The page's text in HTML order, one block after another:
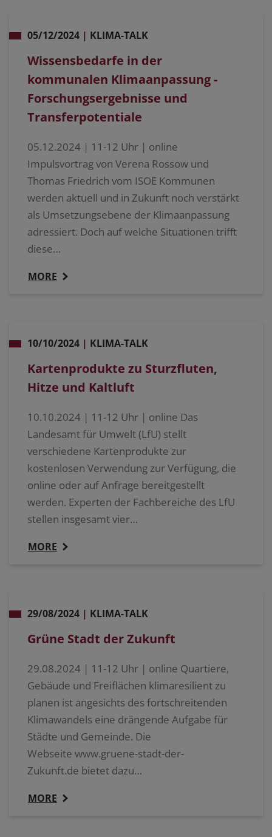
05/12/2024 | KLIMA-TALK
Wissensbedarfe in der
kommunalen Klimaanpassung -
Forschungsergebnisse und
Transferpotentiale
05.12.2024 | 11-12 Uhr | online
Impulsvortrag von Verena Rossow und
Thomas Friedrich vom ISOE Kommunen
werden aktuell und in Zukunft noch verstärkt
als Umsetzungsebene der Klimaanpassung
adressiert. Doch auf welche Situationen trifft
diese…
MORE
10/10/2024 | KLIMA-TALK
Kartenprodukte zu Sturzfluten,
Hitze und Kaltluft
10.10.2024 | 11-12 Uhr | online Das
Landesamt für Umwelt (LfU) stellt
verschiedene Kartenprodukte zur
kostenlosen Verwendung zur Verfügung, die
online oder auf Anfrage bereitgestellt
werden. Experten der Fachbereiche des LfU
stellen insgesamt vier…
MORE
29/08/2024 | KLIMA-TALK
Grüne Stadt der Zukunft
29.08.2024 | 11-12 Uhr | online Quartiere,
Gebäude und Freiflächen klimaresilient zu
planen ist angesichts des fortschreitenden
Klimawandels eine drängende Aufgabe für
Städte und Gemeinde. Die
Webseite www.gruene-stadt-der-
Zukunft.de bietet dazu…
MORE